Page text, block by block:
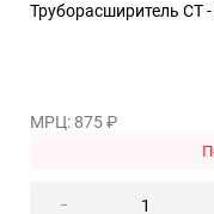
Труборасширитель CT
МРЦ: 875₽
–